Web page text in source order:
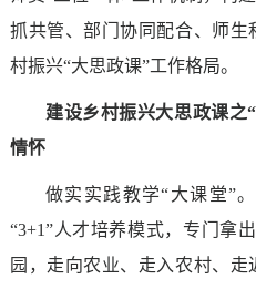
抓共管、部门协同配合、师生
村振兴“大思政课”工作格局。
建设乡村振兴大思政课之
情怀
做实实践教学“大课堂”
“3+1”人才培养模式，专门拿
园，走向农业、走入农村、